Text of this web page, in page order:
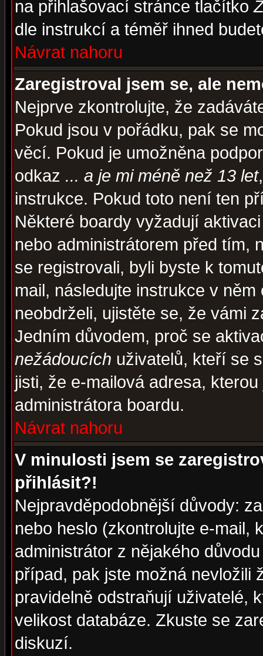
na přihlašovací stránce tlačítko
dle instrukcí a téměř ihned
Návrat nahoru
Zaregistroval jsem se, ale
Nejprve zkontrolujte, že
Pokud jsou v pořádku, pak se
věcí. Pokud je umožněna
odkaz ... a je mi méně než 13 let
instrukce. Pokud toto není ten
Některé boardy vyžadují
nebo administrátorem před tím,
se registrovali, byli byste k
mail, následujte instrukce v
neobdrželi, ujistěte se, že vámi
Jedním důvodem, proč se
nežádoucích uživatelů, kteří se
jisti, že e-mailová adresa,
administrátora boardu.
Návrat nahoru
V minulosti jsem se
přihlásit?!
Nejpravděpodobnější důvody:
nebo heslo (zkontrolujte e-mail,
administrátor z nějakého
případ, pak jste možná nevložili
pravidelně odstraňují uživatelé,
velikost databáze. Zkuste se
diskuzí.